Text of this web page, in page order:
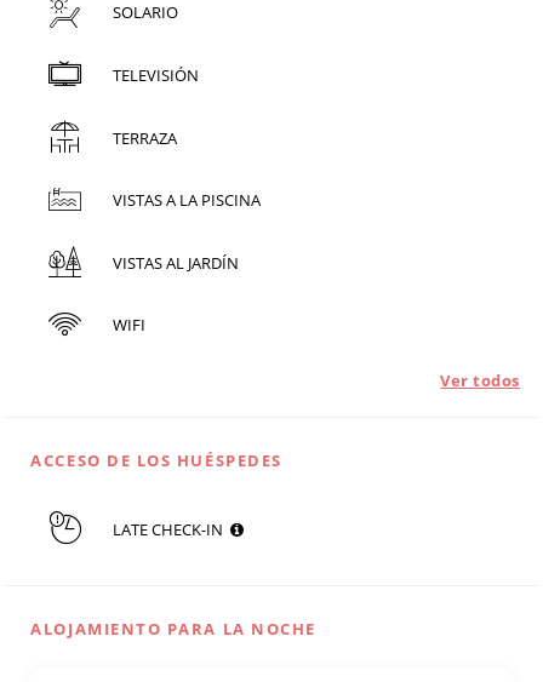
SOLARIO
TELEVISIÓN
TERRAZA
VISTAS A LA PISCINA
VISTAS AL JARDÍN
WIFI
Ver todos
ACCESO DE LOS HUÉSPEDES
LATE CHECK-IN
ALOJAMIENTO PARA LA NOCHE